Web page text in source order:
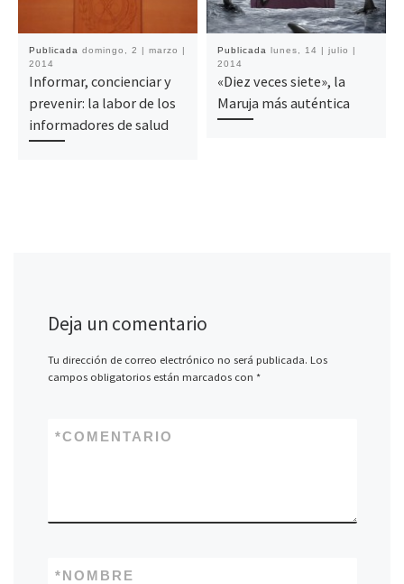
Publicada domingo, 2 | marzo |
2014
Informar, concienciar y
prevenir: la labor de los
informadores de salud
Publicada
lunes, 14 | julio |
2014
«Diez veces siete», la
Maruja más auténtica
Deja un comentario
Tu dirección de correo electrónico no será publicada. Los
campos obligatorios están marcados con *
COMENTARIO
*
NOMBRE
*